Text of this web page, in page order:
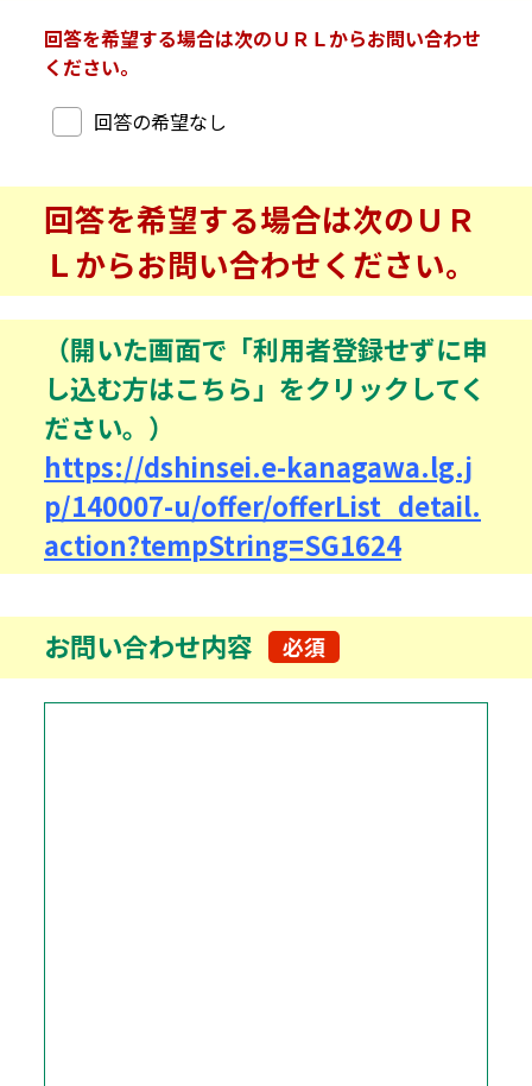
回答を希望する場合は次のＵＲＬからお問い合わせ
ください。
回答希望回答の希望なし
回答を希望する場合は次のＵＲ
Ｌからお問い合わせください。
（開いた画面で「利用者登録せずに申
し込む方はこちら」をクリックしてく
ださい。）
https://dshinsei.e-kanagawa.lg.j
p/140007-u/offer/offerList_detail.
action?tempString=SG1624
お問い合わせ内容 必須